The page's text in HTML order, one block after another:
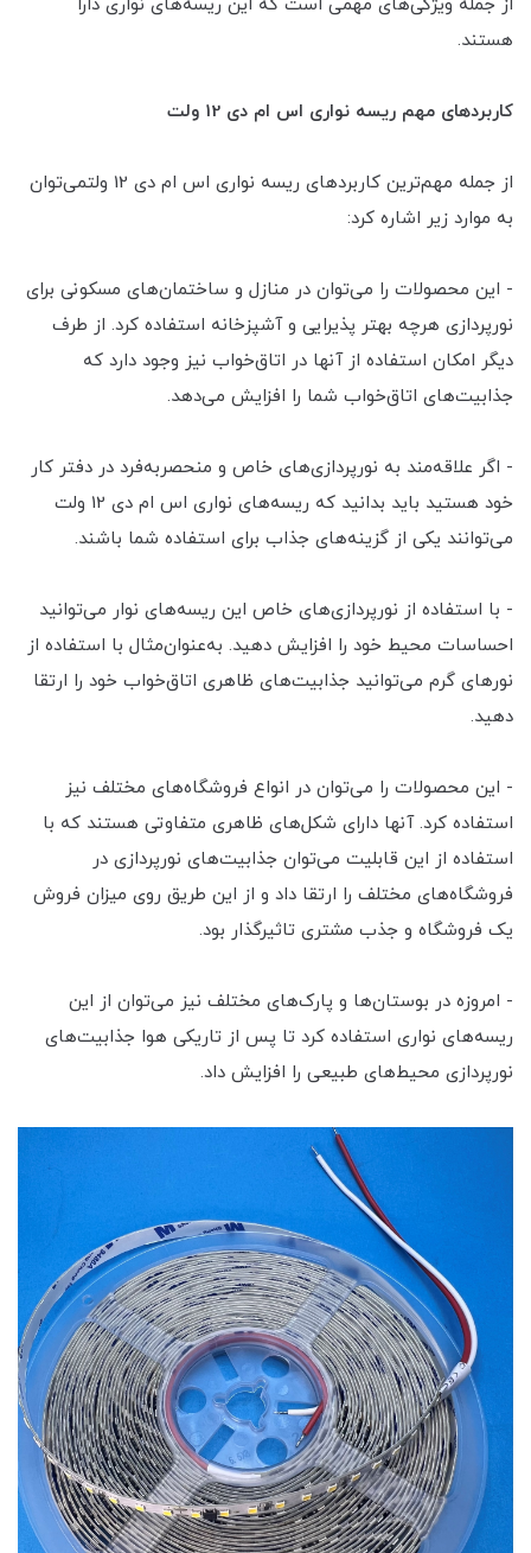
هستند.
کاربردهای مهم ریسه نواری اس ام دی 12 ولت
از جمله مهم‌ترین کاربردهای ریسه نواری اس ام دی 12 ولتمی‌توان
به موارد زیر اشاره کرد:
- این محصولات را می‌توان در منازل و ساختمان‌های مسکونی برای
نورپردازی هرچه بهتر پذیرایی و آشپزخانه استفاده کرد. از طرف
دیگر امکان استفاده از آنها در اتاق‌خواب نیز وجود دارد که
جذابیت‌های اتاق‌خواب شما را افزایش می‌دهد.
- اگر علاقه‌مند به نورپردازی‌های خاص و منحصربه‌فرد در دفتر کار
خود هستید باید بدانید که ریسه‌های نواری اس ام دی 12 ولت
می‌توانند یکی از گزینه‌های جذاب برای استفاده شما باشند.
- با استفاده از نورپردازی‌های خاص این ریسه‌های نوار می‌توانید
احساسات محیط خود را افزایش دهید. به‌عنوان‌مثال با استفاده از
نورهای گرم می‌توانید جذابیت‌های ظاهری اتاق‌خواب خود را ارتقا
دهید.
- این محصولات را می‌توان در انواع فروشگاه‌های مختلف نیز
استفاده کرد. آنها دارای شکل‌های ظاهری متفاوتی هستند که با
استفاده از این قابلیت می‌توان جذابیت‌های نورپردازی در
فروشگاه‌های مختلف را ارتقا داد و از این طریق روی میزان فروش
یک فروشگاه و جذب مشتری تاثیرگذار بود.
- امروزه در بوستان‌ها و پارک‌های مختلف نیز می‌توان از این
ریسه‌های نواری استفاده کرد تا پس از تاریکی هوا جذابیت‌های
نورپردازی محیط‌های طبیعی را افزایش داد.